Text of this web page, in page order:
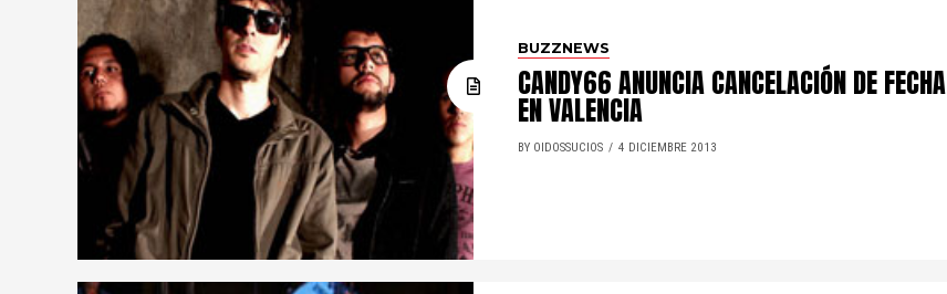
BUZZNEWS
CANDY66 ANUNCIA CANCELACIÓN DE FECHA
EN VALENCIA
BY OIDOSSUCIOS 4 DICIEMBRE 2013